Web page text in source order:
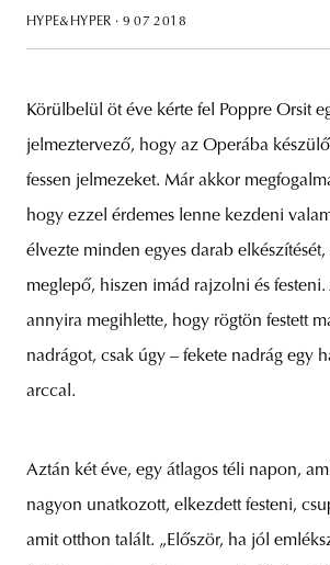
budapest
HYPE&HYPER · 9 07 2018
Körülbelül öt éve kérte fel Poppre Orsit
jelmeztervező, hogy az Operába
fessen jelmezeket. Már akkor
hogy ezzel érdemes lenne kezdeni
élvezte minden egyes darab
meglepő, hiszen imád rajzolni és
annyira megihlette, hogy rögtön festett
nadrágot, csak úgy – fekete nadrág egy
arccal.
Aztán két éve, egy átlagos téli napon,
nagyon unatkozott, elkezdett festeni,
amit otthon talált. „Először, ha jól